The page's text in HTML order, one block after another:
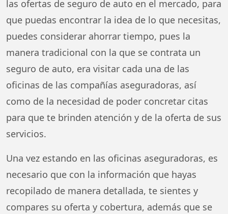
las ofertas de seguro de auto en el mercado, para
que puedas encontrar la idea de lo que necesitas,
puedes considerar ahorrar tiempo, pues la
manera tradicional con la que se contrata un
seguro de auto, era visitar cada una de las
oficinas de las compañías aseguradoras, así
como de la necesidad de poder concretar citas
para que te brinden atención y de la oferta de sus
servicios.
Una vez estando en las oficinas aseguradoras, es
necesario que con la información que hayas
recopilado de manera detallada, te sientes y
compares su oferta y cobertura, además que se